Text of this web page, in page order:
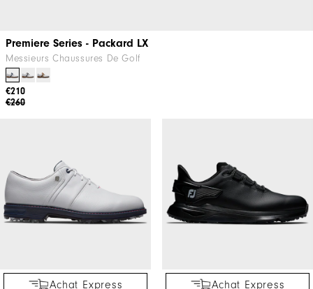
Premiere Series - Packard LX
Messieurs Chaussures De Golf
€210
€260
Achat Express
Achat Express